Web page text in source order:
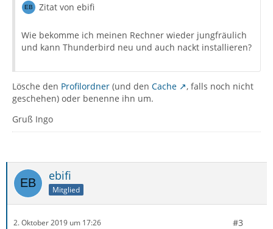
Zitat von ebifi
Wie bekomme ich meinen Rechner wieder jungfräulich
und kann Thunderbird neu und auch nackt installieren?
Lösche den Profilordner (und den Cache
, falls noch nicht
geschehen) oder benenne ihn um.
Gruß Ingo
ebifi
Mitglied
2. Oktober 2019 um 17:26 #3